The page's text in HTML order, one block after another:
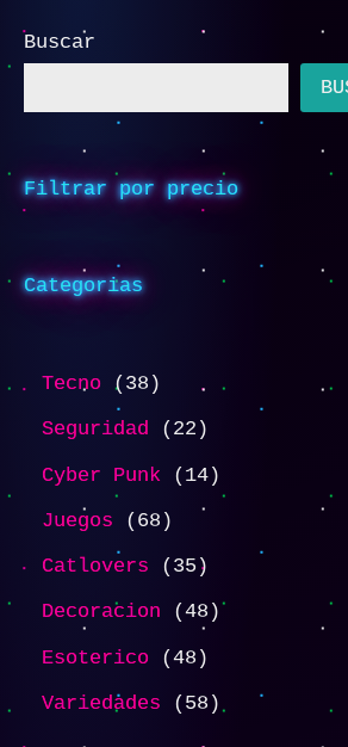
Buscar
Filtrar por precio
Categorias
Tecno 38
Seguridad 22
Cyber Punk 14
Juegos 68
Catlovers 35
Decoracion 48
Esoterico 48
Variedades 58